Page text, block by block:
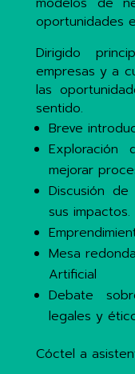
oportunidades
Dirigido
empresas y a
las
sentido.
Breve
Exploración
mejorar
Discusión
sus impactos.
Mesa
Artificial
Debate
legales y
Cóctel a